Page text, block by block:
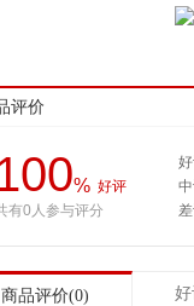
评价
% 好评
有0人参与评分
商品评价(0) 好